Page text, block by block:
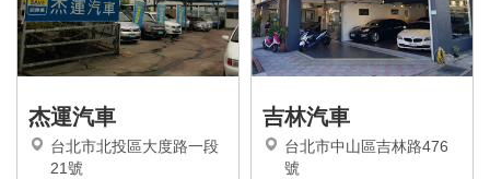
杰運汽車
台北市北投區大度路一段
21號
吉林汽車
台北市中山區吉林路476
號